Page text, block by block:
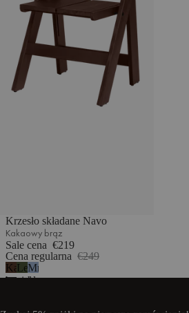
Krzesło składane Navo
Kakaowy brąz
Sale cena €219
Cena regularna €249
Kakaowy
brąz
Leśna
zieleń
Mroźny
błękit